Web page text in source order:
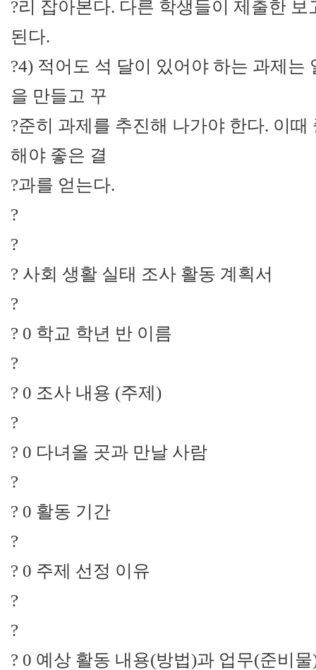
?리 잡아본다. 다른 학생들이 제출한
된다.
?4) 적어도 석 달이 있어야 하는 과제
을 만들고 꾸
?준히 과제를 추진해 나가야 한다. 이
해야 좋은 결
?과를 얻는다.
?
?
? 사회 생활 실태 조사 활동 계획서
?
? 0 학교 학년 반 이름
?
? 0 조사 내용 (주제)
?
? 0 다녀올 곳과 만날 사람
?
? 0 활동 기간
?
? 0 주제 선정 이유
?
?
? 0 예상 활동 내용(방법)과 업무(준비